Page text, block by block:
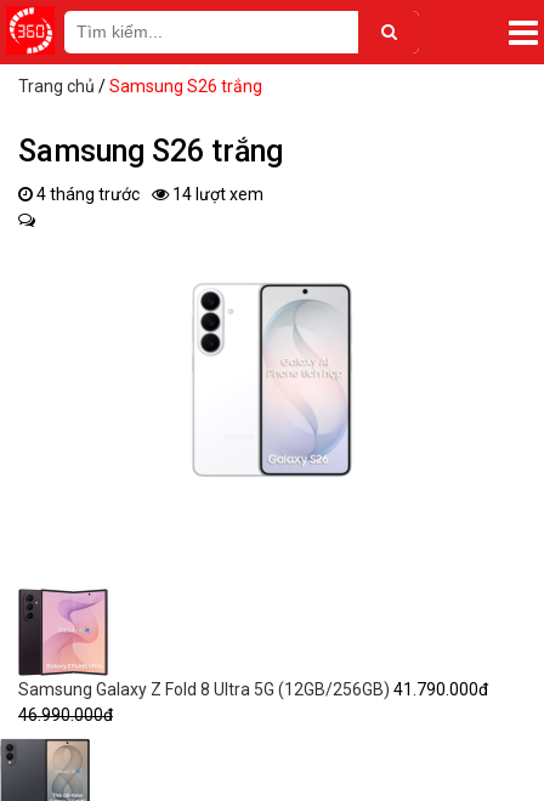
Trang chủ /Samsung S26 trắng
Samsung S26 trắng
4 tháng trước 14 lượt xem
Samsung Galaxy Z Fold 8 Ultra 5G (12GB/256GB) 41.790.000đ
46.990.000đ